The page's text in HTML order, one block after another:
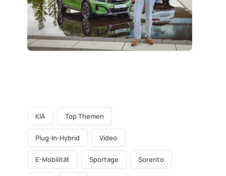
KIA Top Themen
Plug-In-Hybrid Video
E-Mobilität Sportage Sorento